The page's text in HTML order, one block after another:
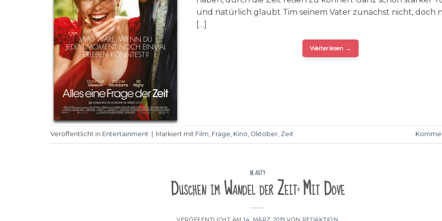
und natürlich glaubt Tim seinem Vater zunächst nicht, doch
[…]
Weiterlesen →
Veröffentlicht in Entertainment Markiert mit Film, Frage, Kino, Oktober, Zeit
BEAUTY
Duschen im Wandel der Zeit: Mit Dove
VERÖFFENTLICHT AM14. MÄRZ 2019 VON REDAKTION